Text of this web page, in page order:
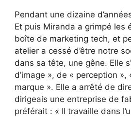
Pendant une dizaine
Et puis Miranda a grimpé les
boîte de marketing tech, et
atelier a cessé d’être notre
dans sa tête, une gêne. Elle
d’image », de « perception »,
marque ». Elle a arrêté de
dirigeais une entreprise de
préférait : « Il travaille dans